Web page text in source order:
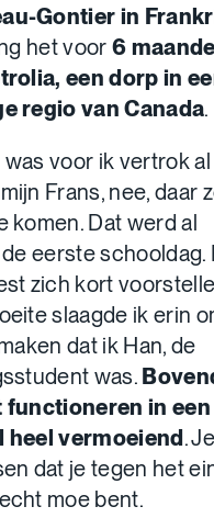
Gontier in
het voor6
een dorp in
regio van Canada.
voor ik vertrok
Frans, nee, daar
komen. Dat werd al
eerste schooldag.
zich kort
slaagde ik erin
dat ik Han, de
was.
functioneren in een
heel vermoeiend.
dat je tegen het
moe bent.